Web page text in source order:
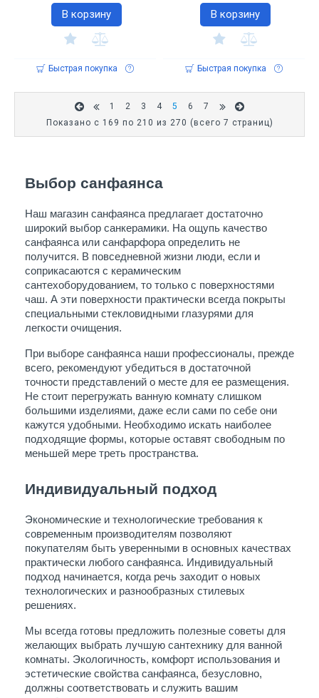
Выбор санфаянса
Наш магазин санфаянса предлагает достаточно
широкий выбор санкерамики. На ощупь качество
санфаянса или санфарфора определить не
получится. В повседневной жизни люди, если и
соприкасаются с керамическим
сантехоборудованием, то только с поверхностями
чаш. А эти поверхности практически всегда покрыты
специальными стекловидными глазурями для
легкости очищения.
При выборе санфаянса наши профессионалы, прежде
всего, рекомендуют убедиться в достаточной
точности представлений о месте для ее размещения.
Не стоит перегружать ванную комнату слишком
большими изделиями, даже если сами по себе они
кажутся удобными. Необходимо искать наиболее
подходящие формы, которые оставят свободным по
меньшей мере треть пространства.
Индивидуальный подход
Экономические и технологические требования к
современным производителям позволяют
покупателям быть уверенными в основных качествах
практически любого санфаянса. Индивидуальный
подход начинается, когда речь заходит о новых
технологических и разнообразных стилевых
решениях.
Мы всегда готовы предложить полезные советы для
желающих выбрать лучшую сантехнику для ванной
комнаты. Экологичность, комфорт использования и
эстетические свойства санфаянса, безусловно,
должны соответствовать и служить вашим
В корзину
Быстрая покупка
В корзину
Быстрая покупка
1 2 3 4 5 6
7
Показано с 169 по 210 из 270 (всего 7 страниц)